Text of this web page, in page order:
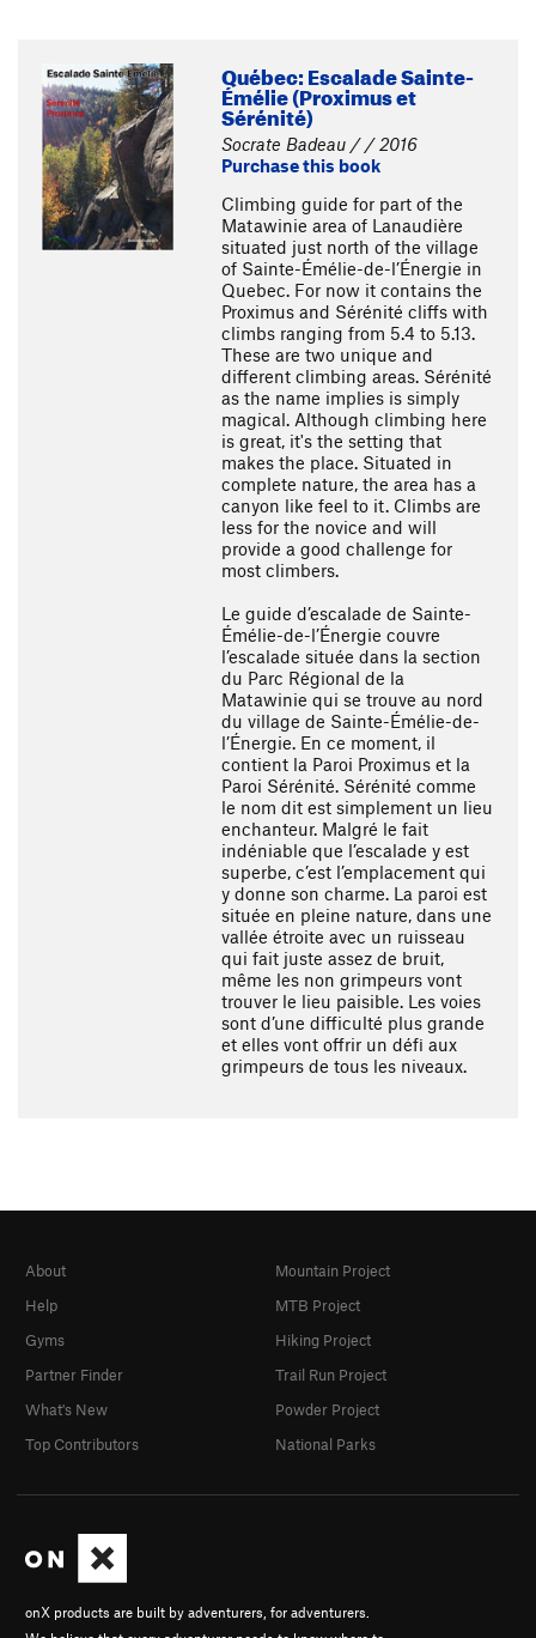
Québec: Escalade Sainte-
Émélie (Proximus et
Sérénité)
Socrate Badeau / / 2016
Purchase this book
Climbing guide for part of the
Matawinie area of Lanaudière
situated just north of the village
of Sainte-Émélie-de-l’Énergie in
Quebec. For now it contains the
Proximus and Sérénité cliffs with
climbs ranging from 5.4 to 5.13.
These are two unique and
different climbing areas. Sérénité
as the name implies is simply
magical. Although climbing here
is great, it's the setting that
makes the place. Situated in
complete nature, the area has a
canyon like feel to it. Climbs are
less for the novice and will
provide a good challenge for
most climbers.
Le guide d’escalade de Sainte-
Émélie-de-l’Énergie couvre
l’escalade située dans la section
du Parc Régional de la
Matawinie qui se trouve au nord
du village de Sainte-Émélie-de-
l’Énergie. En ce moment, il
contient la Paroi Proximus et la
Paroi Sérénité. Sérénité comme
le nom dit est simplement un lieu
enchanteur. Malgré le fait
indéniable que l’escalade y est
superbe, c’est l’emplacement qui
y donne son charme. La paroi est
située en pleine nature, dans une
vallée étroite avec un ruisseau
qui fait juste assez de bruit,
même les non grimpeurs vont
trouver le lieu paisible. Les voies
sont d’une difficulté plus grande
et elles vont offrir un défi aux
grimpeurs de tous les niveaux.
onX products are built by adventurers, for adventurers.
About
Help
Gyms
Partner Finder
What's New
Top Contributors
Mountain Project
MTB Project
Hiking Project
Trail Run Project
Powder Project
National Parks